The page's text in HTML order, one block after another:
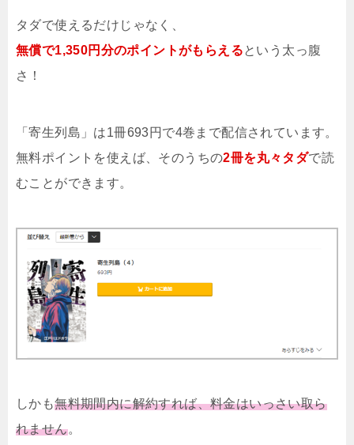
タダで使えるだけじゃなく、
無償で1,350円分のポイントがもらえるという太っ腹
さ！
「寄生列島」は1冊693円で4巻まで配信されています。
無料ポイントを使えば、そのうちの2冊を丸々タダで読
むことができます。
しかも無料期間内に解約すれば、料金はいっさい取ら
れません。